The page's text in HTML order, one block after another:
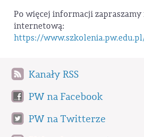
Po więcej informacji zapraszamy
internetową:
https://
Kanały RSS
PW na Facebook
PW na Twitterze